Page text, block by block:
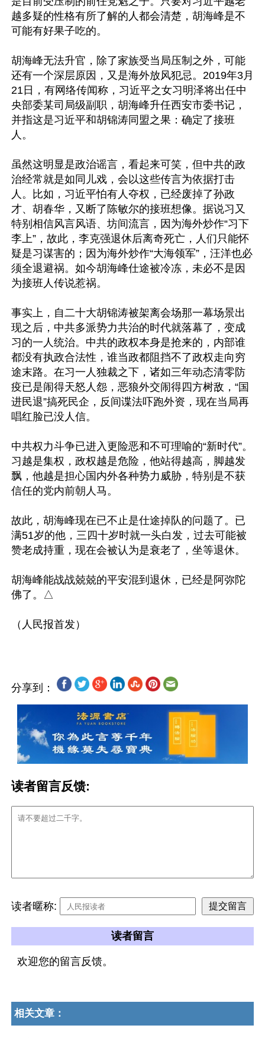
越多疑的性格有所了解的人都会清楚，胡海峰是不
可能有好果子吃的。
胡海峰无法升官，除了家族受当局压制之外，可能
还有一个深层原因，又是海外放风犯忌。2019年3月
21日，有网络传闻称，习近平之女习明泽将出任中
央部委某司局级副职，胡海峰升任西安市委书记，
并指这是习近平和胡锦涛同盟之果：确定了接班
人。
虽然这明显是政治谣言，看起来可笑，但中共的政
治经常就是如同儿戏，会以这些传言为依据打击
人。比如，习近平怕有人夺权，已经废掉了孙政
才、胡春华，又断了陈敏尔的接班想像。据说习又
特别相信风言风语、坊间流言，因为海外炒作“习下
李上”，故此，李克强退休后离奇死亡，人们只能怀
疑是习谋害的；因为海外炒作“大海领军”，汪洋也必
须全退避祸。如今胡海峰仕途被冷冻，未必不是因
为接班人传说惹祸。
事实上，自二十大胡锦涛被架离会场那一幕场景出
现之后，中共多派势力共治的时代就落幕了，变成
习的一人统治。中共的政权本身是抢来的，内部谁
都没有执政合法性，谁当政都阻挡不了政权走向穷
途末路。在习一人独裁之下，诸如三年动态清零防
疫已是闹得天怒人怨，恶狼外交闹得四方树敌，“国
进民退”搞死民企，反间谍法吓跑外资，现在当局再
唱红脸已没人信。
中共权力斗争已进入更险恶和不可理喻的“新时代”。
习越是集权，政权越是危险，他站得越高，脚越发
飘，他越是担心国内外各种势力威胁，特别是不获
信任的党内前朝人马。
故此，胡海峰现在已不止是仕途掉队的问题了。已
满51岁的他，三四十岁时就一头白发，过去可能被
赞老成持重，现在会被认为是衰老了，坐等退休。
胡海峰能战战兢兢的平安混到退休，已经是阿弥陀
佛了。△
（人民报首发）
分享到：
读者留言反馈:
读者暱称:
读者留言
欢迎您的留言反馈。
相关文章：